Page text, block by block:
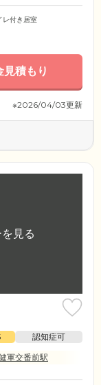
レ付き居室
見積もり
※2026/04/03更新
認知症可
軍交番前駅